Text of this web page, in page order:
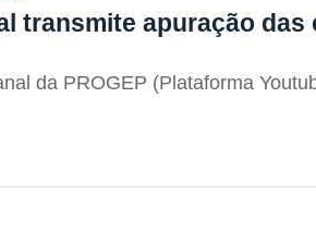
transmite apuração das
da PROGEP (Plataforma